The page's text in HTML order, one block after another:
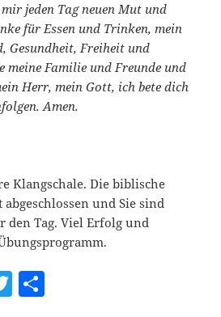
jeden Tag neuen Mut und
für Essen und Trinken, mein
Gesundheit, Freiheit und
meine Familie und Freunde und
Herr, mein Gott, ich bete dich
Amen.
Klangschale. Die biblische
und Sie sind
den Tag. Viel Erfolg und
T